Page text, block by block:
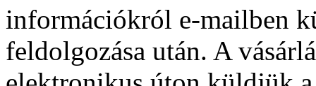
információkról e-mailben
feldolgozása után. A